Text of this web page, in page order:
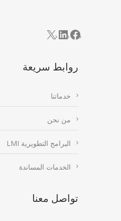
Facebook
LinkedIn
X
روابط سريعة
خدماتنا
من نحن
البرامج التطويرية LMI
الخدمات المساندة
تواصل معنا